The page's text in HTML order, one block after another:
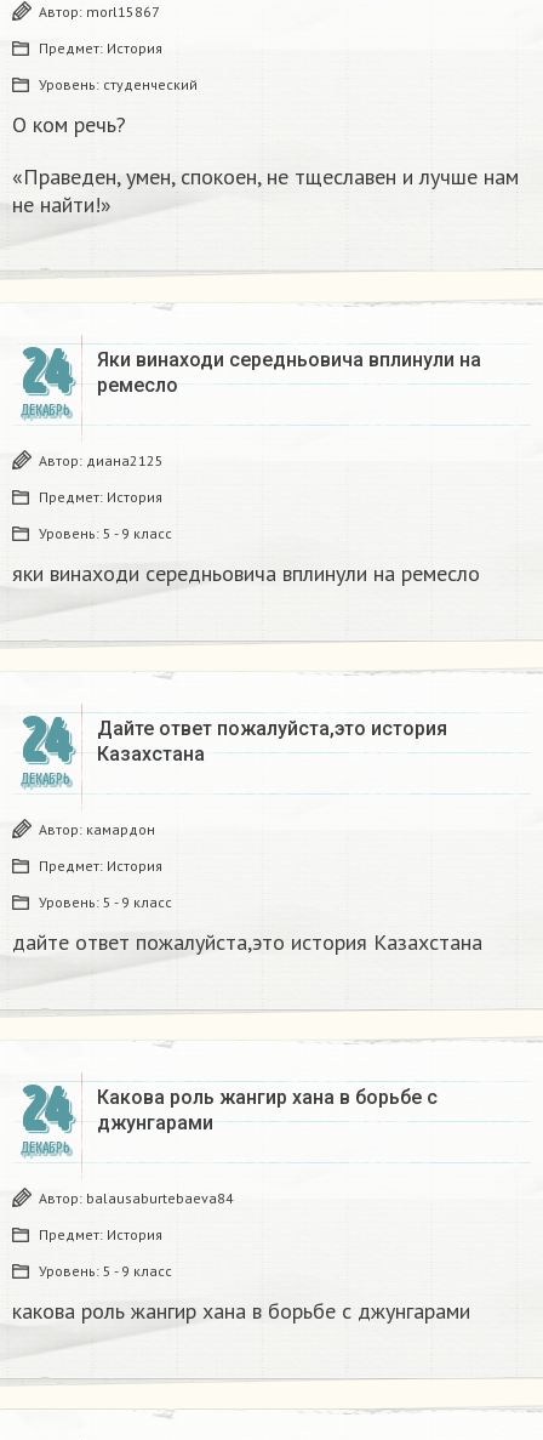
Автор: morl15867
Предмет: История
Уровень: студенческий
О ком речь?
«Праведен, умен, спокоен, не тщеславен и лучше нам
не найти!»
24
ДЕКАБРЬ
Яки винаходи середньовича вплинули на
ремесло
Автор: диана2125
Предмет: История
Уровень: 5 - 9 класс
яки винаходи середньовича вплинули на ремесло
24
ДЕКАБРЬ
Дайте ответ пожалуйста,это история
Казахстана
Автор: камардон
Предмет: История
Уровень: 5 - 9 класс
дайте ответ пожалуйста,это история Казахстана
24
ДЕКАБРЬ
Какова роль жангир хана в борьбе с
джунгарами​
Автор: balausaburtebaeva84
Предмет: История
Уровень: 5 - 9 класс
какова роль жангир хана в борьбе с джунгарами​